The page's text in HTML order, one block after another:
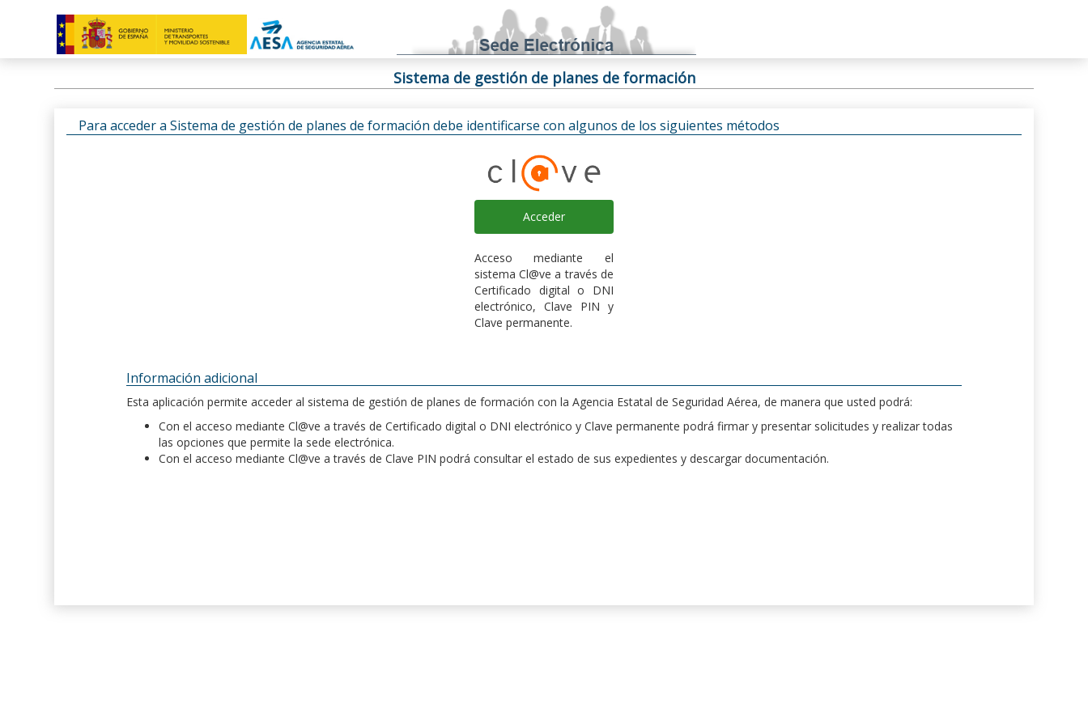
Sistema de gestión de planes de formación
Para acceder a Sistema de gestión de planes de formación debe identificarse con algunos de los siguientes métodos
Acceder
Acceso mediante el
sistema Cl@ve a través de
Certificado digital o DNI
electrónico, Clave PIN y
Clave permanente.
Información adicional
Esta aplicación permite acceder al sistema de gestión de planes de formación con la Agencia Estatal de Seguridad Aérea, de manera que usted podrá:
Con el acceso mediante Cl@ve a través de Certificado digital o DNI electrónico y Clave permanente podrá firmar y presentar solicitudes y realizar todas
las opciones que permite la sede electrónica.
Con el acceso mediante Cl@ve a través de Clave PIN podrá consultar el estado de sus expedientes y descargar documentación.